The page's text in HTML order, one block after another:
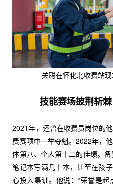
关聪在怀化北收费站
技能赛场披荆斩
2021年，还曾在收费员岗位的
费赛项中一举夺魁。2022年，
体第八、个人第十二的佳绩。
笔记本写满几十本，甚至在孩
心投入集训。他说：“荣誉是